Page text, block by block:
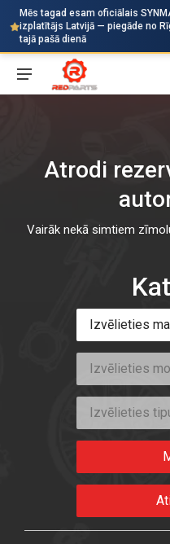
Mēs tagad esam oficiālais
izplatītājs Latvijā — piegāde no
tajā pašā dienā
Auto
Atrodi
Vairāk nekā simtiem
Izvēlieties
Izvēlieties
Izvēlieties